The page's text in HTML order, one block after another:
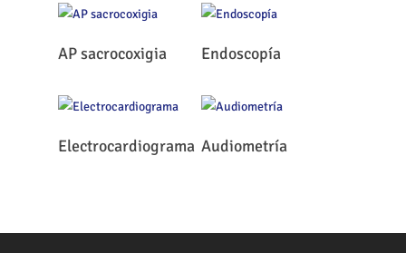
Leer Más
AP sacrocoxigia Leer Más
Endoscopía
Leer Más
Electrocardiograma Leer Más
Audiometría